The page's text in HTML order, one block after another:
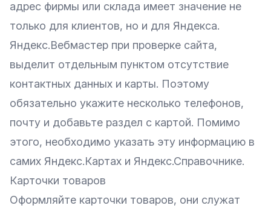
адрес фирмы или склада имеет значение не
только для клиентов, но и для Яндекса.
Яндекс.Вебмастер при проверке сайта,
выделит отдельным пунктом отсутствие
контактных данных и карты. Поэтому
обязательно укажите несколько телефонов,
почту и добавьте раздел с картой. Помимо
этого, необходимо указать эту информацию в
самих Яндекс.Картах и Яндекс.Справочнике.
Карточки товаров
Оформляйте карточки товаров, они служат